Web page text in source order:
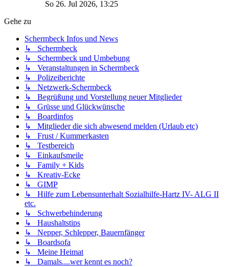
So 26. Jul 2026, 13:25
Gehe zu
Schermbeck Infos und News
↳ Schermbeck
↳ Schermbeck und Umbebung
↳ Veranstaltungen in Schermbeck
↳ Polizeiberichte
↳ Netzwerk-Schermbeck
↳ Begrüßung und Vorstellung neuer Mitglieder
↳ Grüsse und Glückwünsche
↳ Boardinfos
↳ Mitglieder die sich abwesend melden (Urlaub etc)
↳ Frust / Kummerkasten
↳ Testbereich
↳ Einkaufsmeile
↳ Family + Kids
↳ Kreativ-Ecke
↳ GIMP
↳ Hilfe zum Lebensunterhalt Sozialhilfe-Hartz IV- ALG II
etc.
↳ Schwerbehinderung
↳ Haushaltstips
↳ Nepper, Schlepper, Bauernfänger
↳ Boardsofa
↳ Meine Heimat
↳ Damals....wer kennt es noch?